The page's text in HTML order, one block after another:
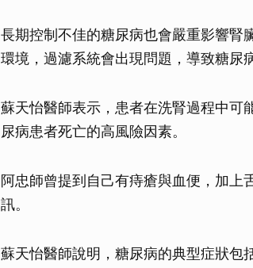
長期控制不佳的糖尿病也會嚴重影響腎
環境，過濾系統會出現問題，導致糖尿
蘇天怡醫師表示，患者在洗腎過程中可
尿病患者死亡的高風險因素。
阿忠師曾提到自己有痔瘡與血便，加上
訊。
蘇天怡醫師說明，糖尿病的典型症狀包
取消